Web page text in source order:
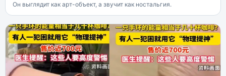
Он выглядит как арт-объект, а звучит как ностальгия.